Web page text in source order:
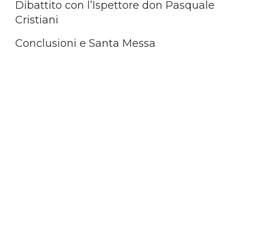
Dibattito con l’Ispettore don Pasquale
Cristiani
Conclusioni e Santa Messa